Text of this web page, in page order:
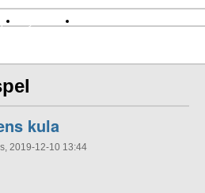
Nyhetsbrev
kula
2019-12-10 13:44